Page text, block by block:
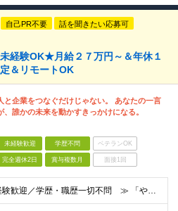
自己PR不要 話を聞きたい応募可
経験OK★月給２７万円～＆年休１
＆リモートOK
と企業をつなぐだけじゃない。 あなたの一言
、誰かの未来を動かすきっかけになる。
未経験歓迎 学歴不問 ベテランOK
完全週休2日 賞与複数月 面接1回
≪ 未経験歓迎／学歴・職歴一切不問 ≫ 「やりたいことはまだ決まっていないけど、何かを始めたい」 「人と関わる仕事に興味がある」——そんな方も大歓迎です！ Asoviでは、“今まで”よりも“これから